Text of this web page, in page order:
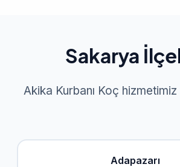
Sakarya
Akika Kurbanı Koç
Adapazarı